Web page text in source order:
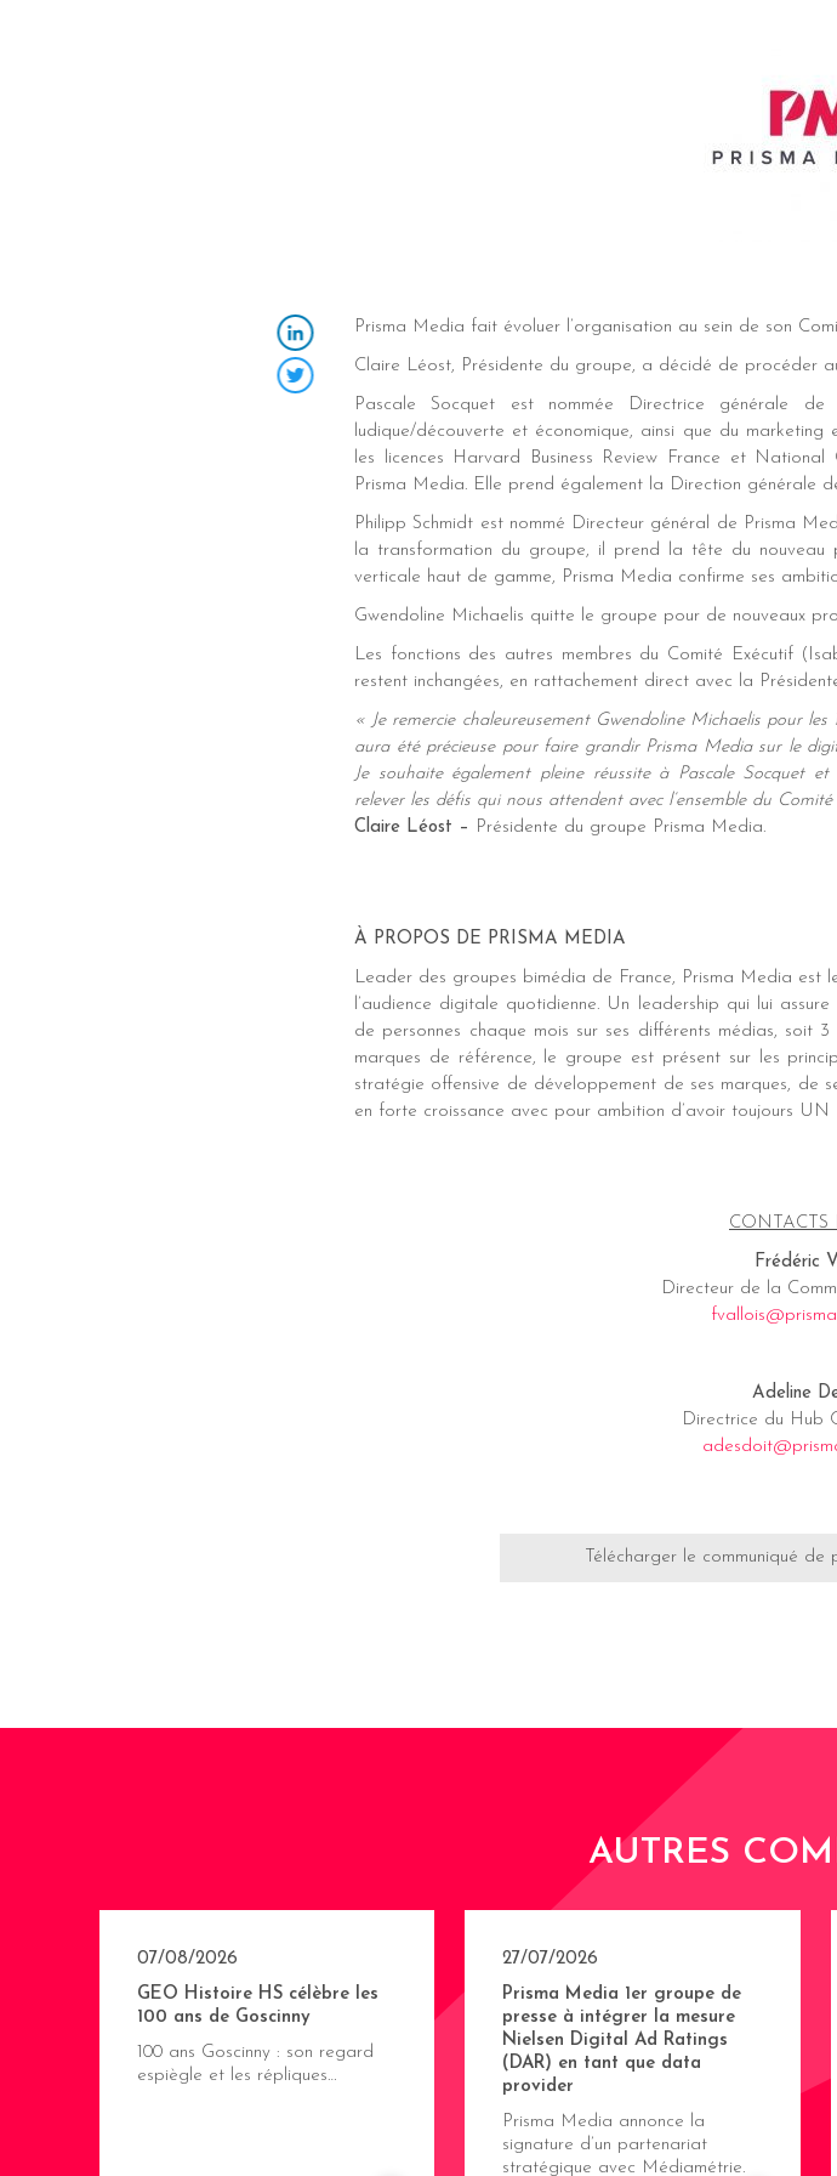
LinkedIn
Prisma Media fait évoluer l’organisation au sein de son
Claire Léost, Présidente du groupe, a décidé de procéder
Pascale Socquet est nommée Directrice générale
ludique/découverte et économique, ainsi que du
les licences Harvard Business Review France et
Prisma Media. Elle prend également la Direction générale
Philipp Schmidt est nommé Directeur général de Prisma
la transformation du groupe, il prend la tête du
verticale haut de gamme, Prisma Media confirme ses
Gwendoline Michaelis quitte le groupe pour de nouveaux
Les fonctions des autres membres du Comité Exécutif
restent inchangées, en rattachement direct avec la
« Je remercie chaleureusement Gwendoline Michaelis pour
aura été précieuse pour faire grandir Prisma Media sur le
Je souhaite également pleine réussite à Pascale Socquet
relever les défis qui nous attendent avec l’ensemble du
Claire Léost –
Présidente du groupe Prisma Media.
À PROPOS DE PRISMA MEDIA
Leader des groupes bimédia de France, Prisma Media est
l’audience digitale quotidienne. Un leadership qui lui
de personnes chaque mois sur ses différents médias, soit
marques de référence, le groupe est présent sur les
stratégie offensive de développement de ses marques, de
en forte croissance avec pour ambition d’avoir toujours
CONTACTS
Frédéric
Directeur de la
Adeline
Directrice du Hub
Télécharger le communiqué de
AUTRES
07/08/2026
GEO Histoire HS célèbre les
100 ans de Goscinny
100 ans Goscinny : son regard
espiègle et les répliques…
27/07/2026
Prisma Media 1er groupe de
presse à intégrer la mesure
Nielsen Digital Ad Ratings
(DAR) en tant que data
provider
Prisma Media annonce la
signature d’un partenariat
stratégique avec Médiamétrie.